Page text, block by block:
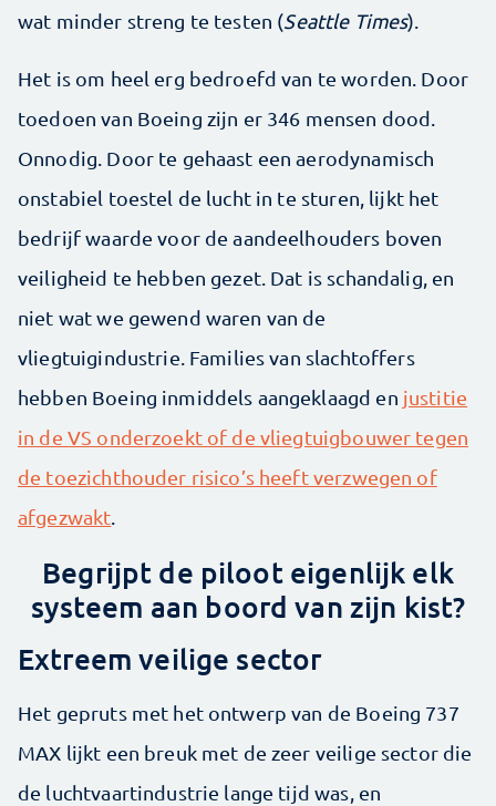
wat minder streng te testen (Seattle Times).
Het is om heel erg bedroefd van te worden. Door
toedoen van Boeing zijn er 346 mensen dood.
Onnodig. Door te gehaast een aerodynamisch
onstabiel toestel de lucht in te sturen, lijkt het
bedrijf waarde voor de aandeelhouders boven
veiligheid te hebben gezet. Dat is schandalig, en
niet wat we gewend waren van de
vliegtuigindustrie. Families van slachtoffers
hebben Boeing inmiddels aangeklaagd en justitie
in de VS onderzoekt of de vliegtuigbouwer tegen
de toezichthouder risico’s heeft verzwegen of
afgezwakt.
Begrijpt de piloot eigenlijk elk
systeem aan boord van zijn kist?
Extreem veilige sector
Het gepruts met het ontwerp van de Boeing 737
MAX lijkt een breuk met de zeer veilige sector die
de luchtvaartindustrie lange tijd was, en